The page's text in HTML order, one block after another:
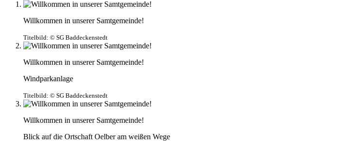
Willkommen in unserer Samtgemeinde!
Titelbild: © SG Baddeckenstedt
Willkommen in unserer Samtgemeinde!
Windparkanlage
Titelbild: © SG Baddeckenstedt
Willkommen in unserer Samtgemeinde!
Blick auf die Ortschaft Oelber am weißen Wege